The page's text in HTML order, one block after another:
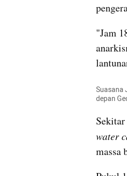
"Jam
Suasana
depan
water
massa